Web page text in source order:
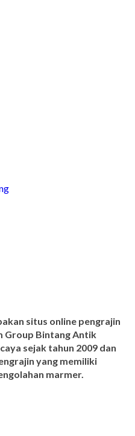
situs online pengrajin
Group Bintang Antik
sejak tahun 2009 dan
yang memiliki
marmer.